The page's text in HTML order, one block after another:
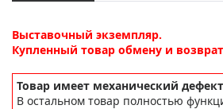
Выставочный экземпляр.
Купленный товар обмену и
Товар имеет механический
В остальном товар полностью